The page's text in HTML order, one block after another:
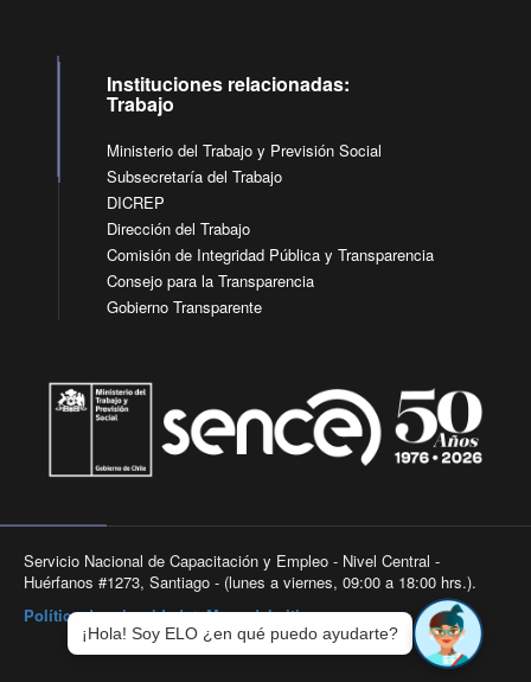
Instituciones relacionadas:
Trabajo
Ministerio del Trabajo y Previsión Social
Subsecretaría del Trabajo
DICREP
Dirección del Trabajo
Comisión de Integridad Pública y Transparencia
Consejo para la Transparencia
Gobierno Transparente
Servicio Nacional de Capacitación y Empleo - Nivel Central -
Huérfanos #1273, Santiago - (lunes a viernes, 09:00 a 18:00 hrs.).
Política de privacidad|Mapa del sitio
¡Hola! Soy ELO ¿en qué puedo ayudarte?